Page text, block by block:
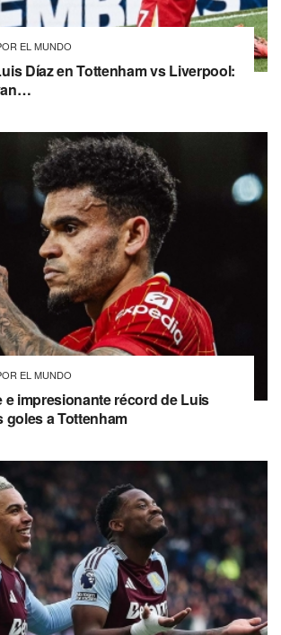
EL MUNDO
Díaz en Tottenham vs Liverpool:
EL MUNDO
e impresionante récord de Luis
goles a Tottenham